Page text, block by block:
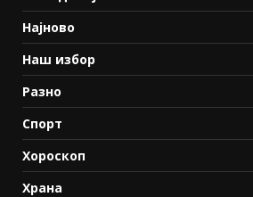
Најново
Наш избор
Разно
Спорт
Хороскоп
Храна